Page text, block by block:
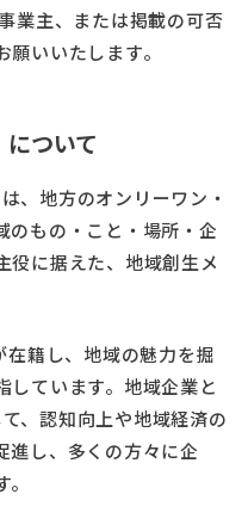
業主、または掲載の可否
いいたします。
ついて
、地方のオンリーワン・
のもの・こと・場所・企
役に据えた、地域創生メ
籍し、地域の魅力を掘
しています。地域企業と
、認知向上や地域経済の
進し、多くの方々に企